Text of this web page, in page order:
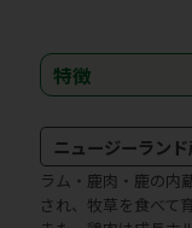
特徴
ニュージーランド
ラム・鹿肉・鹿の内
され、牧草を食べて